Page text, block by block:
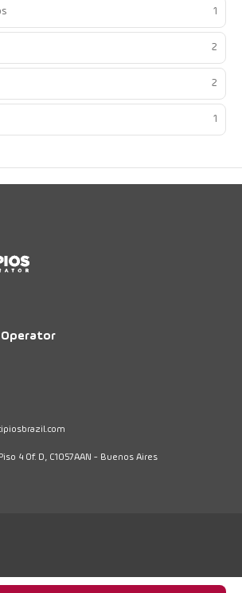
1
2
2
1
4 Of. D, C1057AAN - Buenos Aires